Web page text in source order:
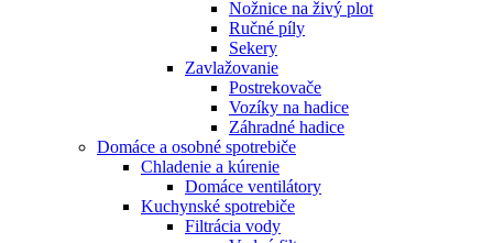
Nožnice na živý plot
Ručné píly
Sekery
Zavlažovanie
Postrekovače
Vozíky na hadice
Záhradné hadice
Domáce a osobné spotrebiče
Chladenie a kúrenie
Domáce ventilátory
Kuchynské spotrebiče
Filtrácia vody